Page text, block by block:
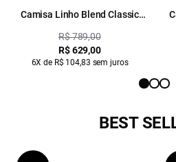
Camisa Linho Blend Classic
R$ 789,00
R$ 629,00
6X de R$ 104,83 sem juros
BEST